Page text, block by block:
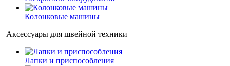
Колонковые машины
Аксессуары для швейной техники
Лапки и приспособления